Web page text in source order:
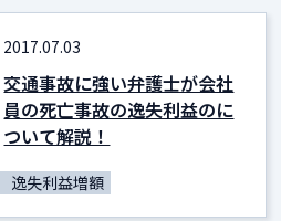
2017.07.03
交通事故に強い弁護士が会社
員の死亡事故の逸失利益のに
ついて解説！
逸失利益増額